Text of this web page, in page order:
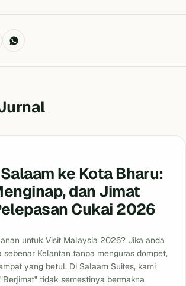
ke Kota Bharu:
dan Jimat
Cukai 2026
untuk Visit Malaysia 2026? Jika anda
sebenar Kelantan tanpa menguras dompet,
yang betul. Di Salaam Suites, kami
tidak semestinya bermakna